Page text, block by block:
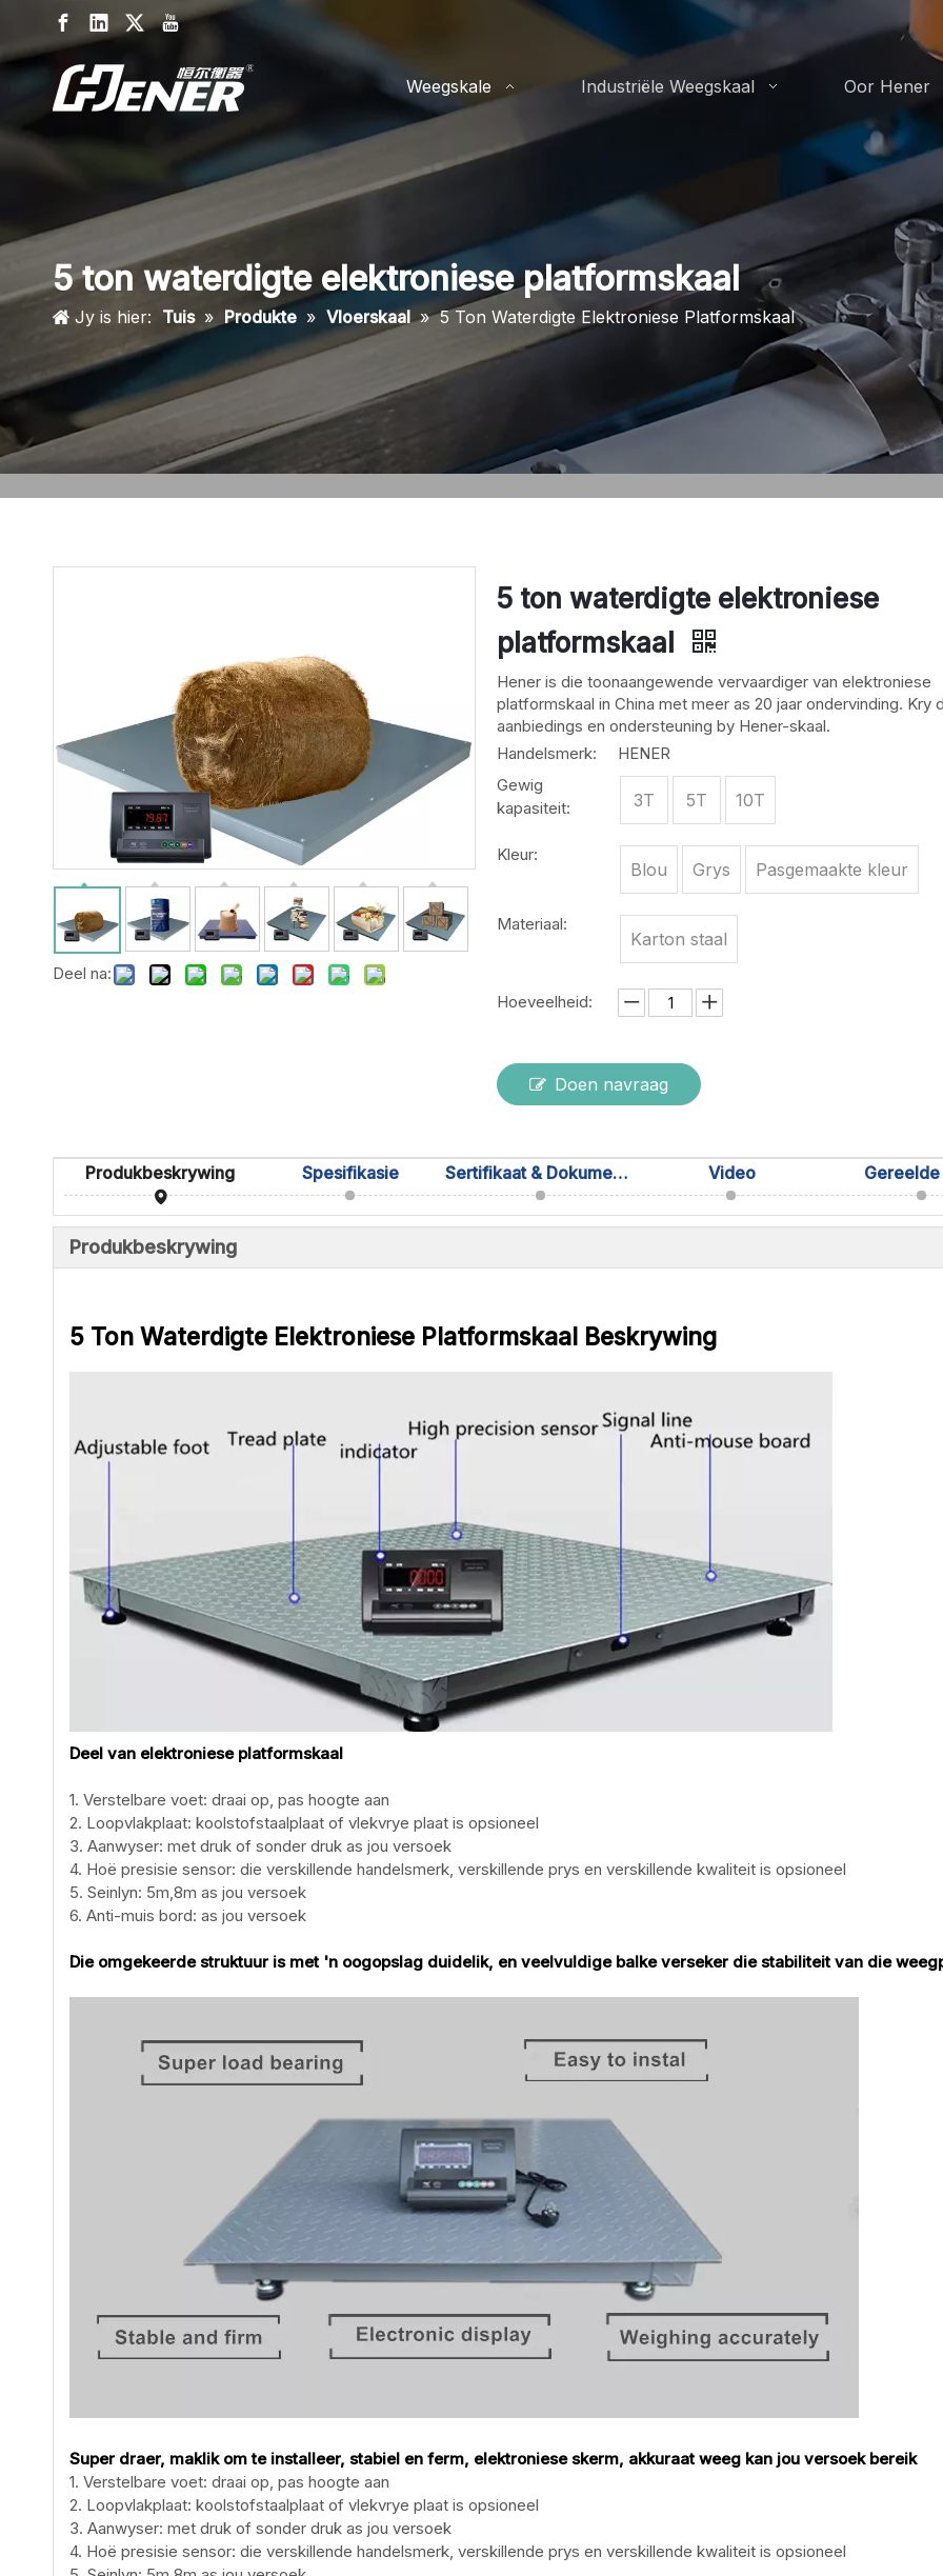
Weegskale Industriële Weegskaal Oor Hener
5 ton waterdigte elektroniese platformskaal
Jy is hier: Tuis » Produkte » Vloerskaal » 5 Ton Waterdigte Elektroniese Platformskaal
Deel na:
5 ton waterdigte elektroniese
platformskaal
Hener is die toonaangewende vervaardiger van elektroniese
platformskaal in China met meer as 20 jaar ondervinding. Kry
aanbiedings en ondersteuning by Hener-skaal.
Handelsmerk:
HENER
Gewig
kapasiteit:
3T 5T 10T
Kleur:
Blou Grys Pasgemaakte kleur
Materiaal:
Karton staal
Hoeveelheid:
Doen navraag
Produkbeskrywing Spesifikasie Sertifikaat & Dokumentasie Video
Produkbeskrywing
5 Ton Waterdigte Elektroniese Platformskaal Beskrywing
Deel van elektroniese platformskaal
1. Verstelbare voet: draai op, pas hoogte aan
2. Loopvlakplaat: koolstofstaalplaat of vlekvrye plaat is opsioneel
3. Aanwyser: met druk of sonder druk as jou versoek
4. Hoë presisie sensor: die verskillende handelsmerk, verskillende prys en verskillende kwaliteit is opsioneel
5. Seinlyn: 5m,8m as jou versoek
6. Anti-muis bord: as jou versoek
Die omgekeerde struktuur is met 'n oogopslag duidelik, en veelvuldige balke verseker die stabiliteit van die
Super draer, maklik om te installeer, stabiel en ferm, elektroniese skerm, akkuraat weeg kan jou versoek bereik
1. Verstelbare voet: draai op, pas hoogte aan
2. Loopvlakplaat: koolstofstaalplaat of vlekvrye plaat is opsioneel
3. Aanwyser: met druk of sonder druk as jou versoek
4. Hoë presisie sensor: die verskillende handelsmerk, verskillende prys en verskillende kwaliteit is opsioneel